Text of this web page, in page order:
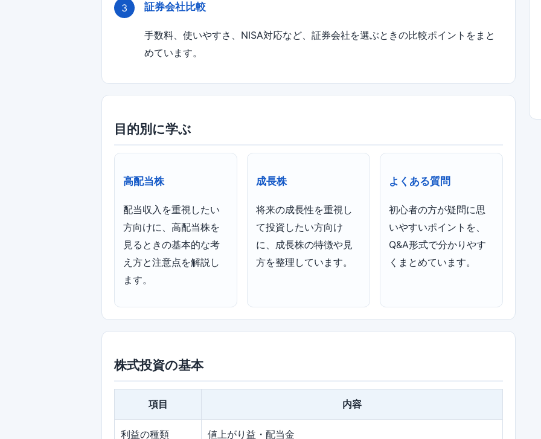
証券会社比較
手数料、使いやすさ、NISA対応など、証券会社を選ぶときの比較ポイントをまと
めています。
目的別に学ぶ
高配当株
配当収入を重視したい
方向けに、高配当株を
見るときの基本的な考
え方と注意点を解説し
ます。
成長株
将来の成長性を重視し
て投資したい方向け
に、成長株の特徴や見
方を整理しています。
よくある質問
初心者の方が疑問に思
いやすいポイントを、
Q&A形式で分かりやす
くまとめています。
株式投資の基本
項目 内容
利益の種類 値上がり益・配当金